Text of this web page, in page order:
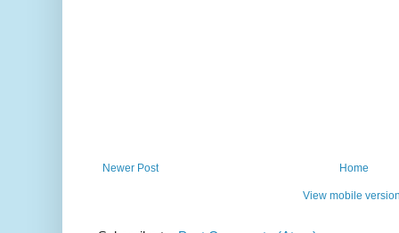
Newer Post Home
View mobile